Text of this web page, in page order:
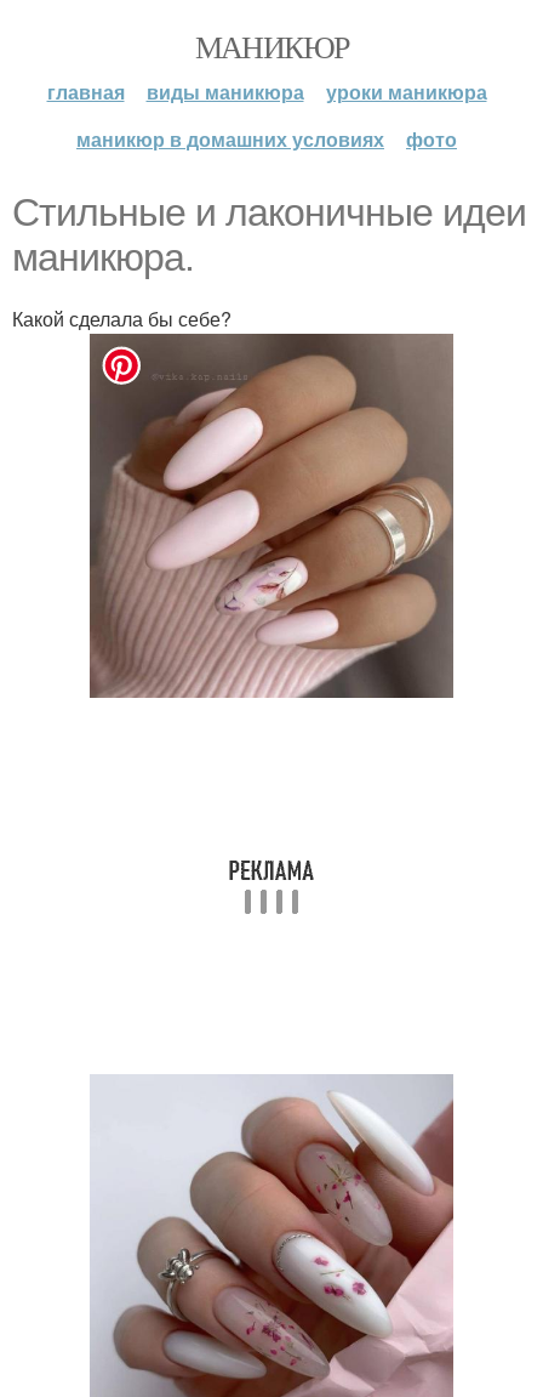
МАНИКЮР
главная виды маникюра
уроки маникюра
маникюр в домашних условиях
фото
Стильные и лаконичные идеи
маникюра.
Какой сделала бы себе?